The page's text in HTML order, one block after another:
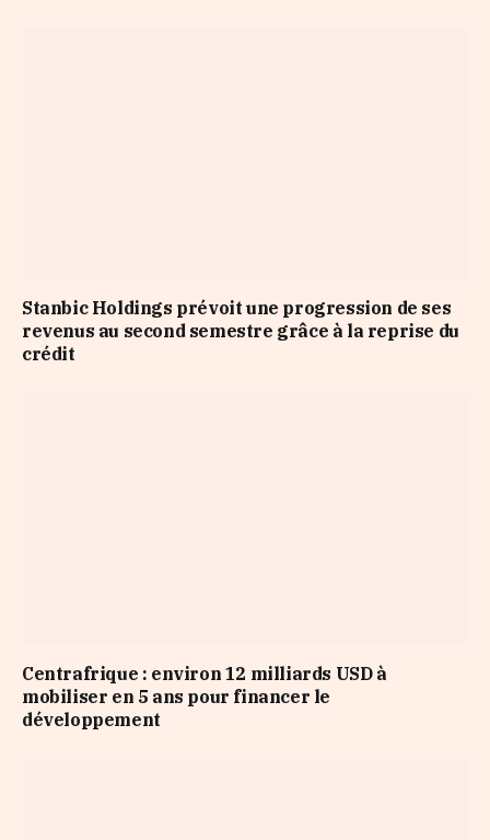
Stanbic Holdings prévoit une progression de ses
revenus au second semestre grâce à la reprise du
crédit
Centrafrique : environ 12 milliards USD à
mobiliser en 5 ans pour financer le
développement